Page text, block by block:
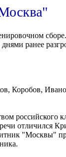
ранее
Коробов,
российского
отличился
"Москвы"